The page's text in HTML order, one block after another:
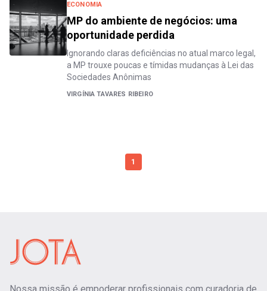
ECONOMIA
MP do ambiente de negócios: uma
oportunidade perdida
Ignorando claras deficiências no atual marco legal,
a MP trouxe poucas e tímidas mudanças à Lei das
Sociedades Anônimas
VIRGÍNIA TAVARES RIBEIRO
1